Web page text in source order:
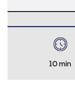
10 min